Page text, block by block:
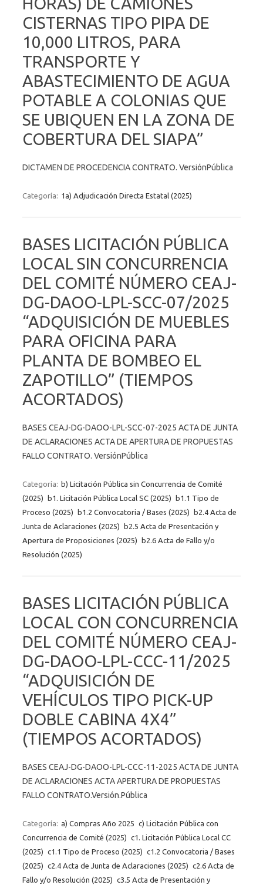
CISTERNAS TIPO PIPA DE
10,000 LITROS, PARA
TRANSPORTE Y
ABASTECIMIENTO DE AGUA
POTABLE A COLONIAS QUE
SE UBIQUEN EN LA ZONA DE
COBERTURA DEL SIAPA”
DICTAMEN DE PROCEDENCIA CONTRATO. VersiónPública
Categoría: 1a) Adjudicación Directa Estatal (2025)
BASES LICITACIÓN PÚBLICA
LOCAL SIN CONCURRENCIA
DEL COMITÉ NÚMERO CEAJ-
DG-DAOO-LPL-SCC-07/2025
“ADQUISICIÓN DE MUEBLES
PARA OFICINA PARA
PLANTA DE BOMBEO EL
ZAPOTILLO” (TIEMPOS
ACORTADOS)
BASES CEAJ-DG-DAOO-LPL-SCC-07-2025 ACTA DE JUNTA
DE ACLARACIONES ACTA DE APERTURA DE PROPUESTAS
FALLO CONTRATO. VersiónPública
Categoría: b) Licitación Pública sin Concurrencia de Comité
(2025) b1. Licitación Pública Local SC (2025) b1.1 Tipo de
Proceso (2025) b1.2 Convocatoria / Bases (2025) b2.4 Acta de
Junta de Aclaraciones (2025) b2.5 Acta de Presentación y
Apertura de Proposiciones (2025) b2.6 Acta de Fallo y/o
Resolución (2025)
BASES LICITACIÓN PÚBLICA
LOCAL CON CONCURRENCIA
DEL COMITÉ NÚMERO CEAJ-
DG-DAOO-LPL-CCC-11/2025
“ADQUISICIÓN DE
VEHÍCULOS TIPO PICK-UP
DOBLE CABINA 4X4”
(TIEMPOS ACORTADOS)
BASES CEAJ-DG-DAOO-LPL-CCC-11-2025 ACTA DE JUNTA
DE ACLARACIONES ACTA APERTURA DE PROPUESTAS
FALLO CONTRATO.Versión.Pública
Categoría: a) Compras Año 2025 c) Licitación Pública con
Concurrencia de Comité (2025) c1. Licitación Pública Local CC
(2025) c1.1 Tipo de Proceso (2025) c1.2 Convocatoria / Bases
(2025) c2.4 Acta de Junta de Aclaraciones (2025) c2.6 Acta de
Fallo y/o Resolución (2025) c3.5 Acta de Presentación y